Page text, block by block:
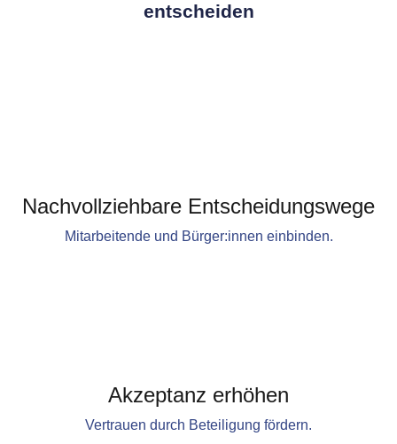
entscheiden
Nachvollziehbare Entscheidungswege
Mitarbeitende und Bürger:innen einbinden.
Akzeptanz erhöhen
Vertrauen durch Beteiligung fördern.